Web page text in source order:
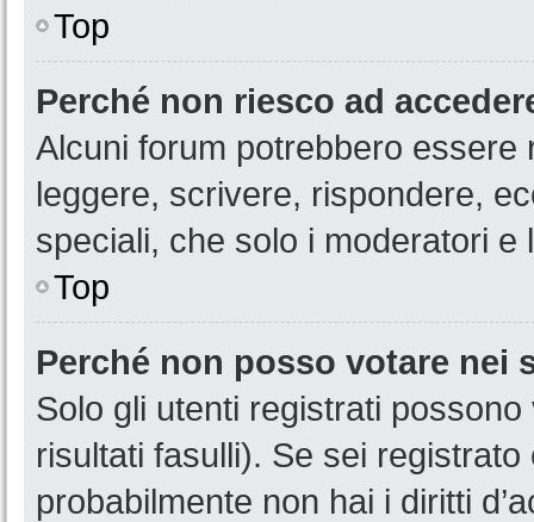
Top
Perché non riesco ad
Alcuni forum potrebbero
leggere, scrivere, rispondere,
speciali, che solo i moderatori e
Top
Perché non posso votare nei
Solo gli utenti registrati
risultati fasulli). Se sei
probabilmente non hai i diritti